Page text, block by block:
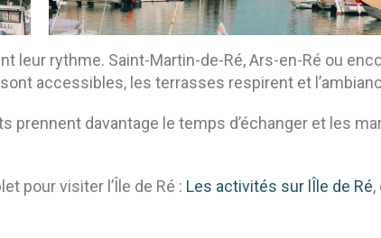
leur rythme. Saint-Martin-de-Ré, Ars-en-Ré ou
accessibles, les terrasses respirent et
prennent davantage le temps d’échanger et les
pour visiter l’Île de Ré : Les activités sur lÎle de Ré